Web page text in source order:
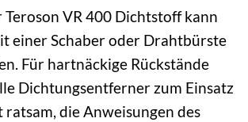
VR 400 Dichtstoff kann
einer Schaber oder Drahtbürste
Für hartnäckige Rückstände
Dichtungsentferner zum Einsatz
ratsam, die Anweisungen des